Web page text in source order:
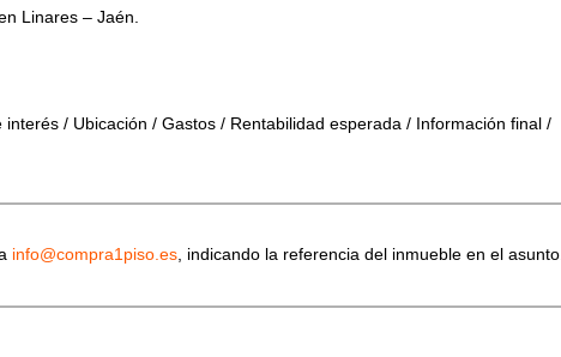
Linares – Jaén.
interés / Ubicación / Gastos / Rentabilidad esperada / Información final /
info@compra1piso.es , indicando la referencia del inmueble en el asunto.